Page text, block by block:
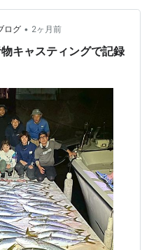
ログ • 2ヶ月前
キャスティングで記録